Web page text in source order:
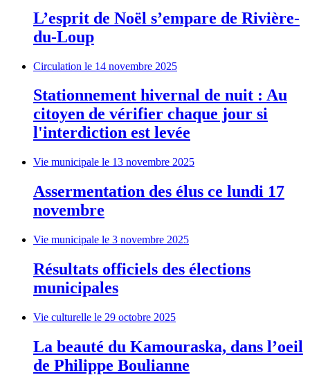
L’esprit de Noël s’empare de Rivière-
du-Loup
Circulation le 14 novembre 2025
Stationnement hivernal de nuit : Au
citoyen de vérifier chaque jour si
l'interdiction est levée
Vie municipale le 13 novembre 2025
Assermentation des élus ce lundi 17
novembre
Vie municipale le 3 novembre 2025
Résultats officiels des élections
municipales
Vie culturelle le 29 octobre 2025
La beauté du Kamouraska, dans l’oeil
de Philippe Boulianne